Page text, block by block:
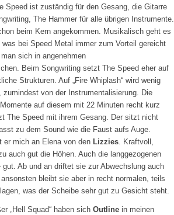
Speed ist zuständig für den Gesang, die Gitarre
The Hammer für alle übrigen Instrumente.
beim Kern angekommen. Musikalisch geht es
bei Speed Metal immer zum Vorteil gereicht
sich in angenehmen
Beim Songwriting setzt The Speed eher auf
Strukturen. Auf „Fire Whiplash“ wird wenig
zumindest von der Instrumentalisierung. Die
auf diesem mit 22 Minuten recht kurz
The Speed mit ihrem Gesang. Der sitzt nicht
zu dem Sound wie die Faust aufs Auge.
er mich an Elena von den Lizzies. Kraftvoll,
auch gut die Höhen. Auch die langgezogenen
Ab und an driftet sie zur Abwechslung auch
bleibt sie aber in recht normalen, teils
was der Scheibe sehr gut zu Gesicht steht.
„Hell Squad“ haben sichOutline in meinen